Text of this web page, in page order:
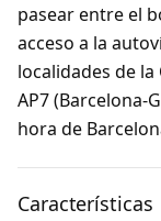
pasear entre el
acceso a la
localidades de
AP7 (Barcelona-
hora de
Características